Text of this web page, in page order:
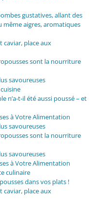
gustatives, allant des
même aigres, aromatiques
caviar, place aux
sont la nourriture
savoureuses
n’a-t-il été aussi poussé – et
à Votre Alimentation
savoureuses
sont la nourriture
savoureuses
à Votre Alimentation
culinaire
dans vos plats !
caviar, place aux